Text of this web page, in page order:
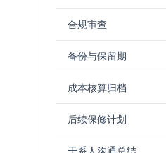
合规审查
备份与保留期
成本核算归档
后续保修计划
干系人沟通总结